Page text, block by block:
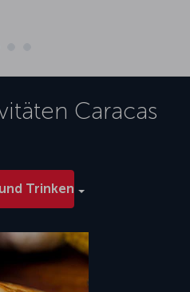
Caracas
Trinken